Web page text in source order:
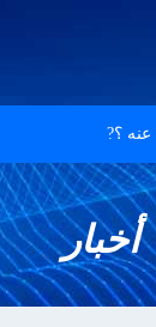
أخبار